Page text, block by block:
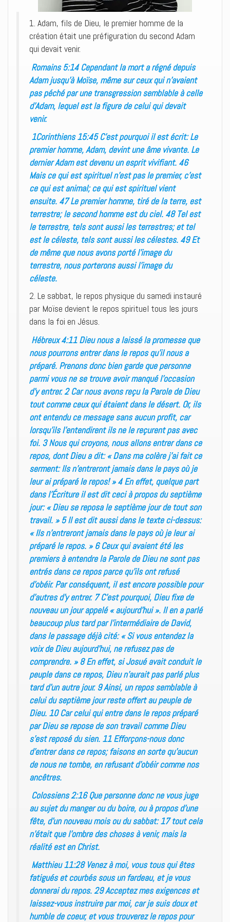
1. Adam, fils de Dieu, le premier homme de la
création était une préfiguration du second Adam
qui devait venir.
Romains 5:14 Cependant la mort a régné depuis
Adam jusqu’à Moïse, même sur ceux qui n’avaient
pas péché par une transgression semblable à celle
d’Adam, lequel est la figure de celui qui devait
venir.
1Corinthiens 15:45 C’est pourquoi il est écrit: Le
premier homme, Adam, devint une âme vivante. Le
dernier Adam est devenu un esprit vivifiant. 46
Mais ce qui est spirituel n’est pas le premier, c’est
ce qui est animal; ce qui est spirituel vient
ensuite. 47 Le premier homme, tiré de la terre, est
terrestre; le second homme est du ciel. 48 Tel est
le terrestre, tels sont aussi les terrestres; et tel
est le céleste, tels sont aussi les célestes. 49 Et
de même que nous avons porté l’image du
terrestre, nous porterons aussi l’image du
céleste.
2. Le sabbat, le repos physique du samedi instauré
par Moïse devient le repos spirituel tous les jours
dans la foi en Jésus.
Hébreux 4:11 Dieu nous a laissé la promesse que
nous pourrons entrer dans le repos qu’il nous a
préparé. Prenons donc bien garde que personne
parmi vous ne se trouve avoir manqué l’occasion
d’y entrer. 2 Car nous avons reçu la Parole de Dieu
tout comme ceux qui étaient dans le désert. Or, ils
ont entendu ce message sans aucun profit, car
lorsqu’ils l’entendirent ils ne le reçurent pas avec
foi. 3 Nous qui croyons, nous allons entrer dans ce
repos, dont Dieu a dit: « Dans ma colère j’ai fait ce
serment: Ils n’entreront jamais dans le pays où je
leur ai préparé le repos! » 4 En effet, quelque part
dans l’Écriture il est dit ceci à propos du septième
jour: « Dieu se reposa le septième jour de tout son
travail. » 5 Il est dit aussi dans le texte ci-dessus:
« Ils n’entreront jamais dans le pays où je leur ai
préparé le repos. » 6 Ceux qui avaient été les
premiers à entendre la Parole de Dieu ne sont pas
entrés dans ce repos parce qu’ils ont refusé
d’obéir. Par conséquent, il est encore possible pour
d’autres d’y entrer. 7 C’est pourquoi, Dieu fixe de
nouveau un jour appelé « aujourd’hui ». Il en a parlé
beaucoup plus tard par l’intermédiaire de David,
dans le passage déjà cité: « Si vous entendez la
voix de Dieu aujourd’hui, ne refusez pas de
comprendre. » 8 En effet, si Josué avait conduit le
peuple dans ce repos, Dieu n’aurait pas parlé plus
tard d’un autre jour. 9 Ainsi, un repos semblable à
celui du septième jour reste offert au peuple de
Dieu. 10 Car celui qui entre dans le repos préparé
par Dieu se repose de son travail comme Dieu
s’est reposé du sien. 11 Efforçons-nous donc
d’entrer dans ce repos; faisons en sorte qu’aucun
de nous ne tombe, en refusant d’obéir comme nos
ancêtres.
Colossiens 2:16 Que personne donc ne vous juge
au sujet du manger ou du boire, ou à propos d’une
fête, d’un nouveau mois ou du sabbat: 17 tout cela
n’était que l’ombre des choses à venir, mais la
réalité est en Christ.
Matthieu 11:28 Venez à moi, vous tous qui êtes
fatigués et courbés sous un fardeau, et je vous
donnerai du repos. 29 Acceptez mes exigences et
laissez-vous instruire par moi, car je suis doux et
humble de coeur, et vous trouverez le repos pour